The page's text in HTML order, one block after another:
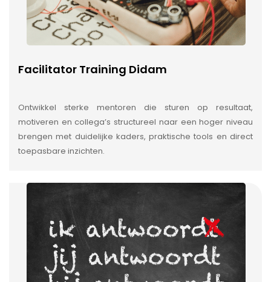
Facilitator Training Didam
Ontwikkel sterke mentoren die sturen op resultaat,
motiveren en collega’s structureel naar een hoger niveau
brengen met duidelijke kaders, praktische tools en direct
toepasbare inzichten.